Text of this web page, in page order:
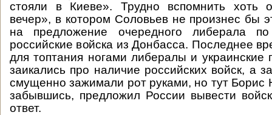
стояли в Киеве». Трудно вспомнить хоть
вечер», в котором Соловьев не произнес бы
на предложение очередного либерала
российские войска из Донбасса. Последнее
для топтания ногами либералы и
заикались про наличие российских войск, а
смущенно зажимали рот руками, но тут
забывшись, предложил России вывести
ответ.